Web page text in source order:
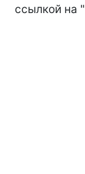
ссылкой на "